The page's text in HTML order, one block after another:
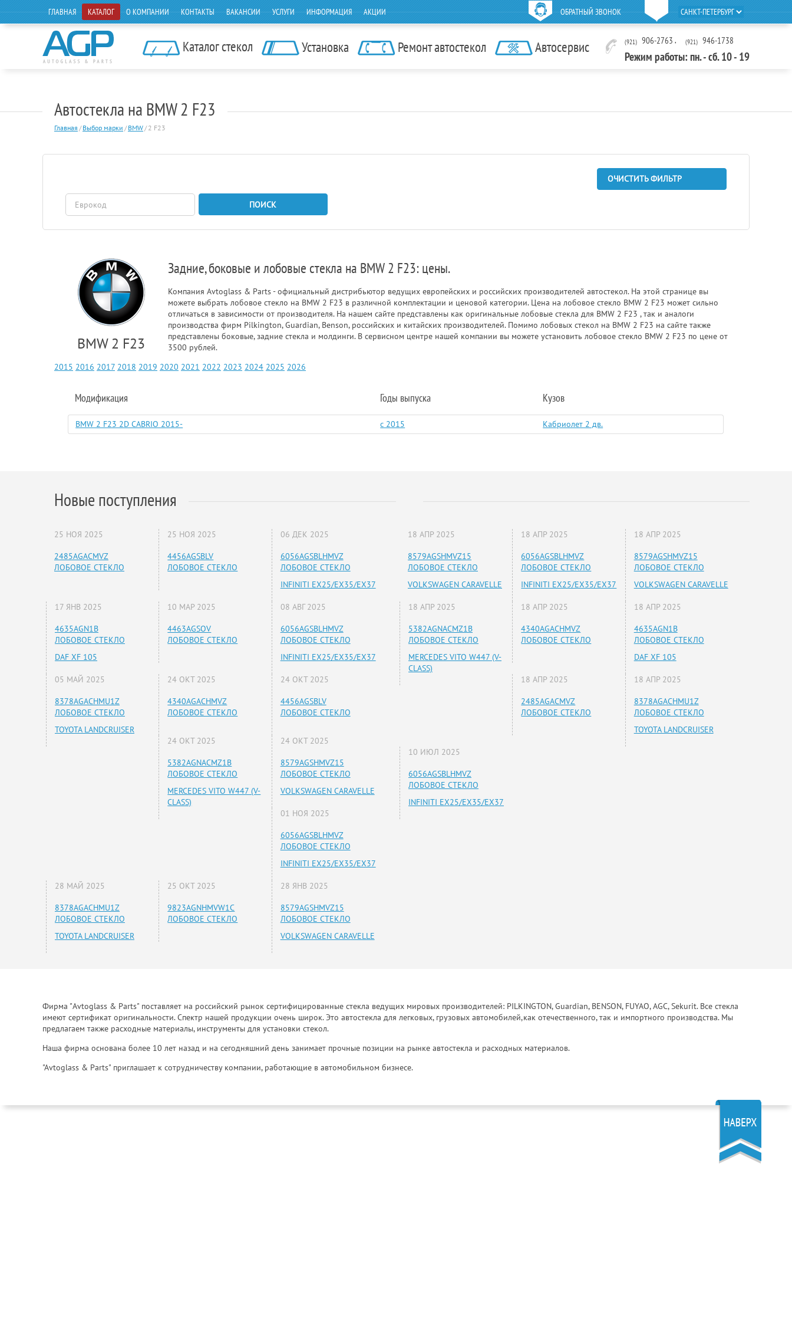
ОБРАТНЫЙ ЗВОНОК
ГЛАВНАЯ КАТАЛОГ О КОМПАНИИ КОНТАКТЫ ВАКАНСИИ УСЛУГИ ИНФОРМАЦИЯ АКЦИИ
Каталог стекол Установка Ремонт автостекол Автосервис (921) 906-2763 , (921) 946-1738
Режим работы: пн. - сб. 10 - 19
Автостекла на BMW 2 F23
Главная / Выбор марки / BMW/ 2 F23
ОЧИСТИТЬ ФИЛЬТР
ПОИСК
BMW 2 F23
Задние, боковые и лобовые стекла на BMW 2 F23: цены.
Компания Avtoglass & Parts - официальный дистрибьютор ведущих европейских и российских производителей автостекол. На этой странице вы
можете выбрать лобовое стекло на BMW 2 F23 в различной комплектации и ценовой категории. Цена на лобовое стекло BMW 2 F23 может сильно
отличаться в зависимости от производителя. На нашем сайте представлены как оригинальные лобовые стекла для BMW 2 F23 , так и аналоги
производства фирм Pilkington, Guardian, Benson, российских и китайских производителей. Помимо лобовых стекол на BMW 2 F23 на сайте также
представлены боковые, задние стекла и молдинги. В сервисном центре нашей компании вы можете установить лобовое стекло BMW 2 F23 по цене от
3500 рублей.
2015 2016 2017 2018 2019 2020 2021 2022 2023 2024 2025 2026
Модификация Годы выпуска Кузов
BMW 2 F23 2D CABRIO 2015- c 2015 Кабриолет 2 дв.
Новые поступления
25 НОЯ 2025
2485AGACMVZ
ЛОБОВОЕ СТЕКЛО
25 НОЯ 2025
4456AGSBLV
ЛОБОВОЕ СТЕКЛО
06 ДЕК 2025
6056AGSBLHMVZ
ЛОБОВОЕ СТЕКЛО
INFINITI EX25/EX35/EX37
17 ЯНВ 2025
4635AGN1B
ЛОБОВОЕ СТЕКЛО
DAF XF 105
10 МАР 2025
4463AGSOV
ЛОБОВОЕ СТЕКЛО
08 АВГ 2025
6056AGSBLHMVZ
ЛОБОВОЕ СТЕКЛО
INFINITI EX25/EX35/EX37
05 МАЙ 2025
8378AGACHMU1Z
ЛОБОВОЕ СТЕКЛО
TOYOTA LANDCRUISER
24 ОКТ 2025
4340AGACHMVZ
ЛОБОВОЕ СТЕКЛО
24 ОКТ 2025
4456AGSBLV
ЛОБОВОЕ СТЕКЛО
24 ОКТ 2025
5382AGNACMZ1B
ЛОБОВОЕ СТЕКЛО
MERCEDES VITO W447 (V-
CLASS)
24 ОКТ 2025
8579AGSHMVZ15
ЛОБОВОЕ СТЕКЛО
VOLKSWAGEN CARAVELLE
01 НОЯ 2025
6056AGSBLHMVZ
ЛОБОВОЕ СТЕКЛО
INFINITI EX25/EX35/EX37
28 МАЙ 2025
8378AGACHMU1Z
ЛОБОВОЕ СТЕКЛО
TOYOTA LANDCRUISER
25 ОКТ 2025
9823AGNHMVW1C
ЛОБОВОЕ СТЕКЛО
28 ЯНВ 2025
8579AGSHMVZ15
ЛОБОВОЕ СТЕКЛО
VOLKSWAGEN CARAVELLE
18 АПР 2025
8579AGSHMVZ15
ЛОБОВОЕ СТЕКЛО
VOLKSWAGEN CARAVELLE
18 АПР 2025
6056AGSBLHMVZ
ЛОБОВОЕ СТЕКЛО
INFINITI EX25/EX35/EX37
18 АПР 2025
8579AGSHMVZ15
ЛОБОВОЕ СТЕКЛО
VOLKSWAGEN CARAVELLE
18 АПР 2025
5382AGNACMZ1B
ЛОБОВОЕ СТЕКЛО
MERCEDES VITO W447 (V-
CLASS)
18 АПР 2025
4340AGACHMVZ
ЛОБОВОЕ СТЕКЛО
18 АПР 2025
4635AGN1B
ЛОБОВОЕ СТЕКЛО
DAF XF 105
18 АПР 2025
2485AGACMVZ
ЛОБОВОЕ СТЕКЛО
18 АПР 2025
8378AGACHMU1Z
ЛОБОВОЕ СТЕКЛО
TOYOTA LANDCRUISER
10 ИЮЛ 2025
6056AGSBLHMVZ
ЛОБОВОЕ СТЕКЛО
INFINITI EX25/EX35/EX37
Фирма "Avtoglass & Parts" поставляет на российский рынок сертифицированные стекла ведущих мировых производителей: PILKINGTON, Guardian, BENSON, FUYAO, AGC, Sekurit. Все стекла
имеют сертификат оригинальности. Спектр нашей продукции очень широк. Это автостекла для легковых, грузовых автомобилей,как отечественного, так и импортного производства. Мы
предлагаем также расходные материалы, инструменты для установки стекол.
Наша фирма основана более 10 лет назад и на сегодняшний день занимает прочные позиции на рынке автостекла и расходных материалов.
"Avtoglass & Parts" приглашает к сотрудничеству компании, работающие в автомобильном бизнесе.